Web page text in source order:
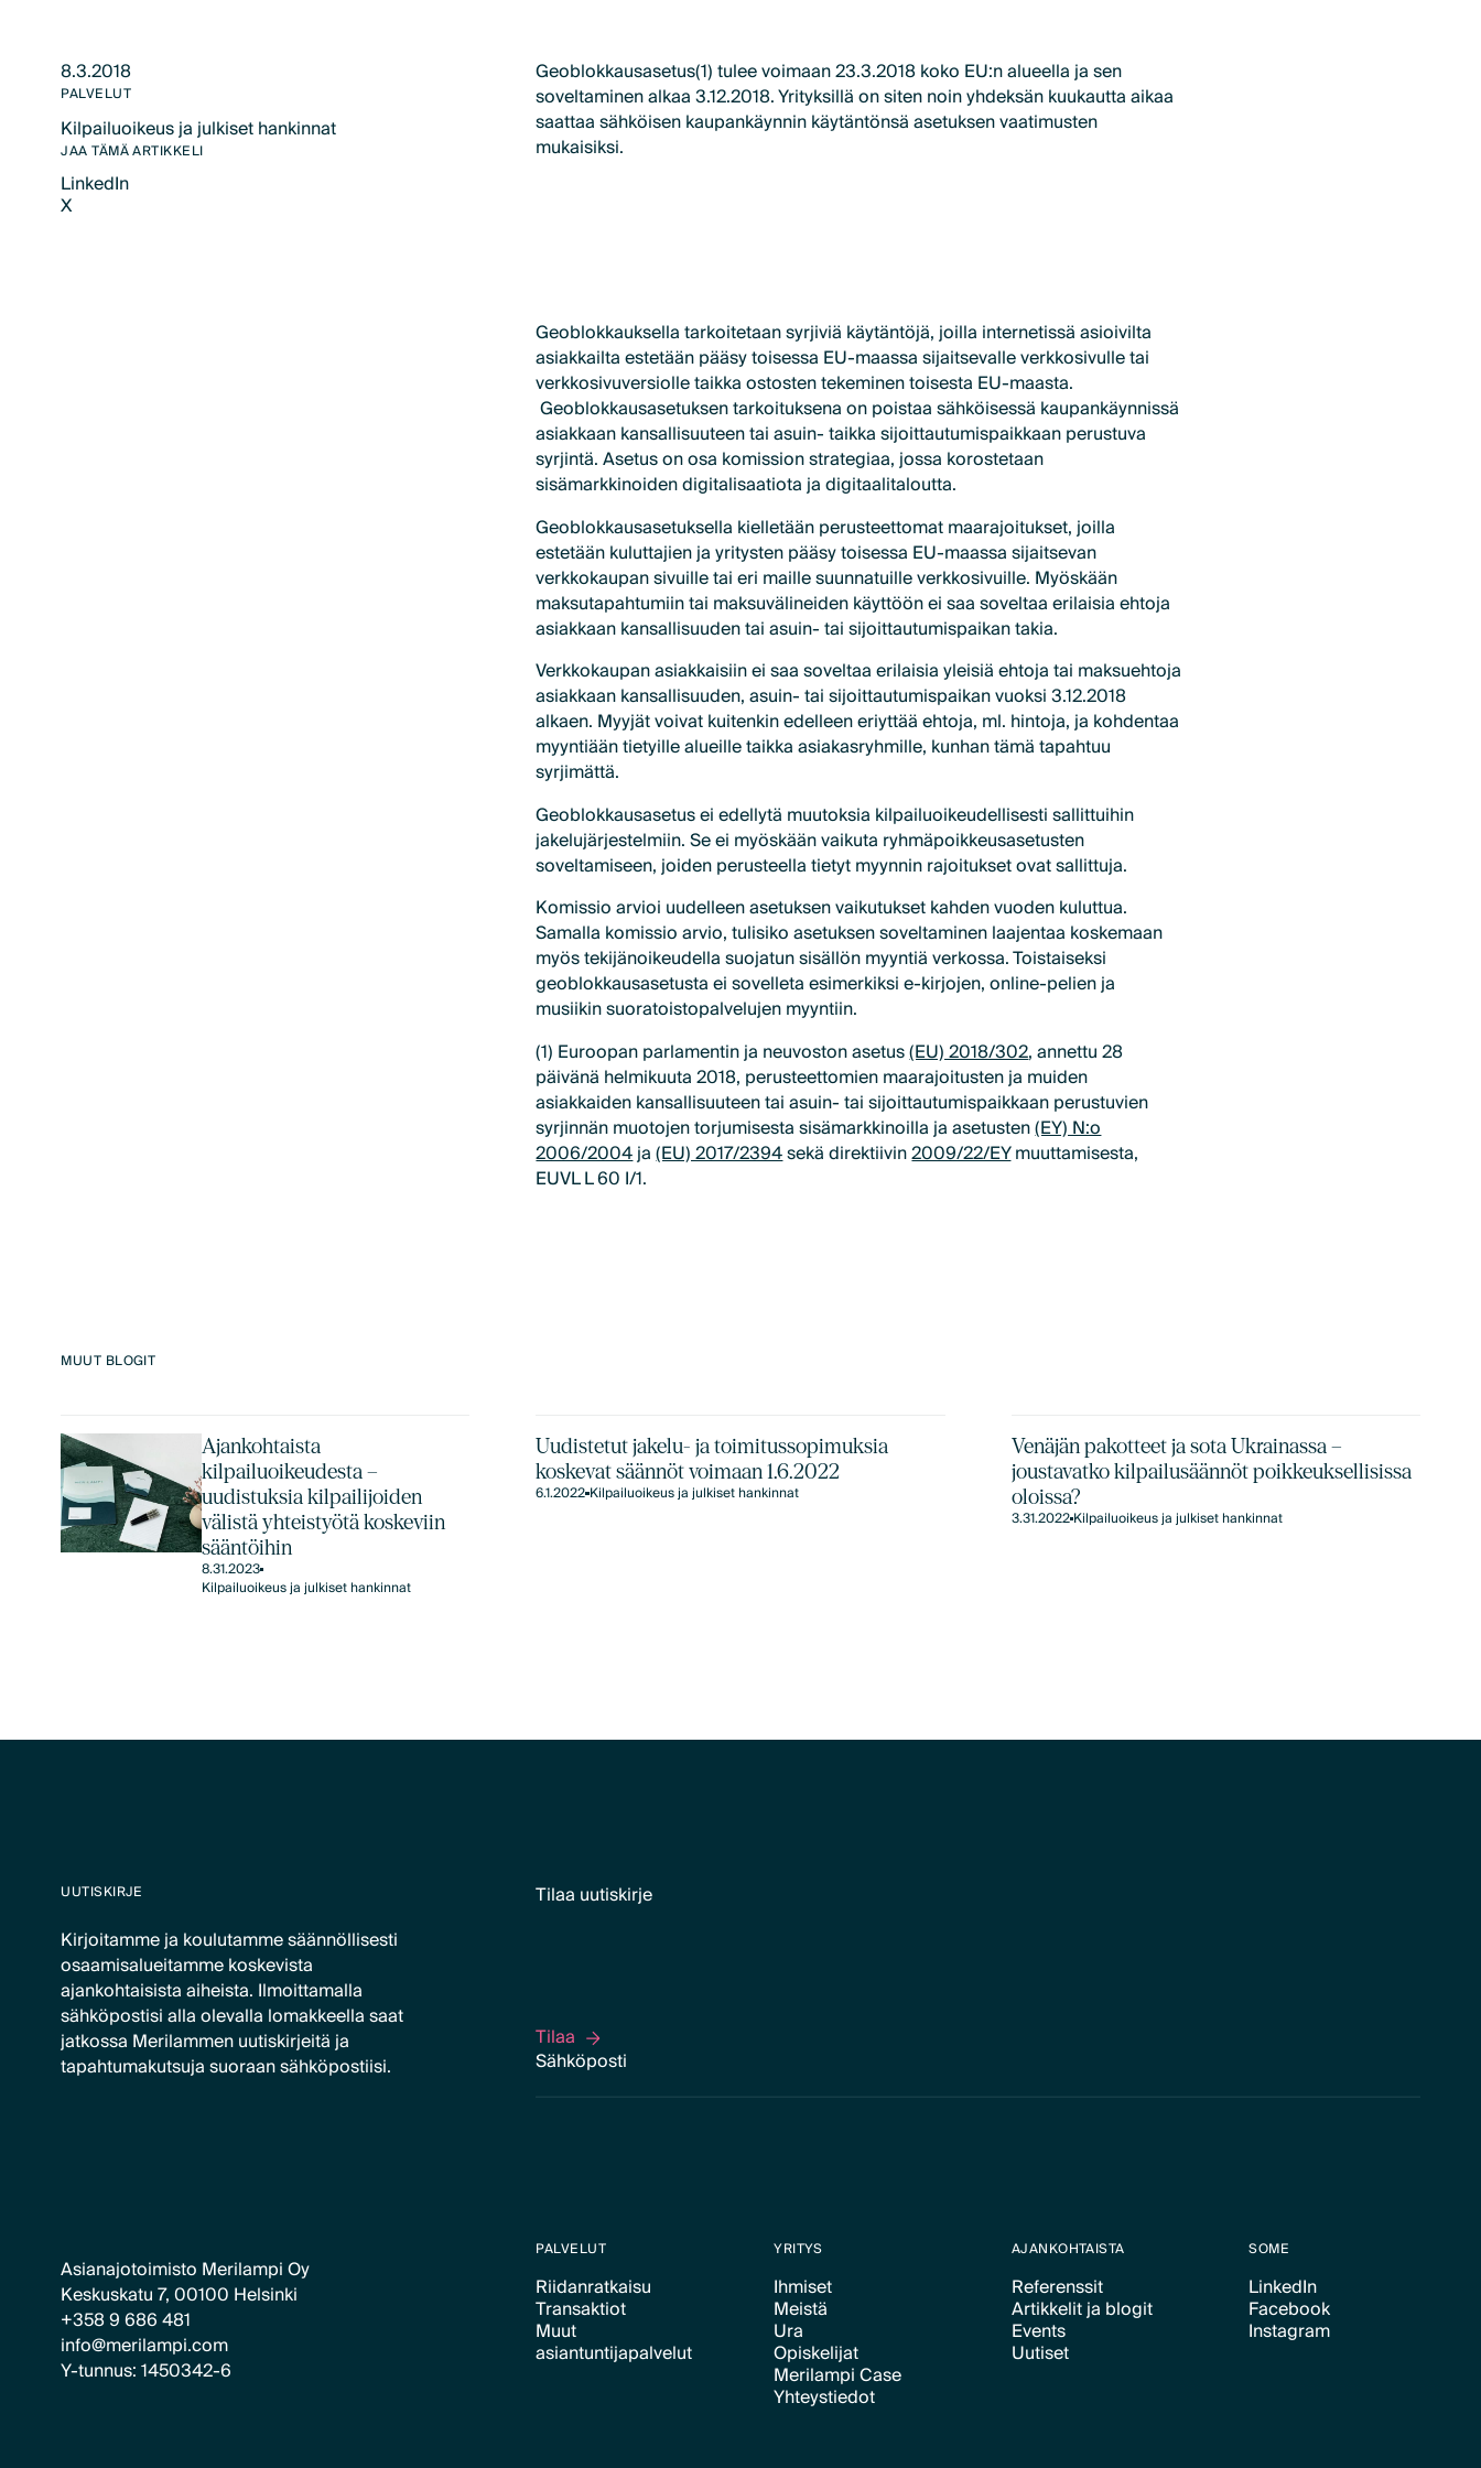
8.3.2018
PALVELUT
Kilpailuoikeus ja julkiset hankinnat
Text Link
JAA TÄMÄ ARTIKKELI
LinkedIn
LinkedIn
X
Geoblokkausasetus(1) tulee voimaan 23.3.2018 koko EU:n alueella ja sen
soveltaminen alkaa 3.12.2018. Yrityksillä on siten noin yhdeksän kuukautta aikaa
saattaa sähköisen kaupankäynnin käytäntönsä asetuksen vaatimusten
mukaisiksi.
Geoblokkauksella tarkoitetaan syrjiviä käytäntöjä, joilla internetissä asioivilta
asiakkailta estetään pääsy toisessa EU-maassa sijaitsevalle verkkosivulle tai
verkkosivuversiolle taikka ostosten tekeminen toisesta EU-maasta.
Geoblokkausasetuksen tarkoituksena on poistaa sähköisessä kaupankäynnissä
asiakkaan kansallisuuteen tai asuin- taikka sijoittautumispaikkaan perustuva
syrjintä. Asetus on osa komission strategiaa, jossa korostetaan
sisämarkkinoiden digitalisaatiota ja digitaalitaloutta.
Geoblokkausasetuksella kielletään perusteettomat maarajoitukset, joilla
estetään kuluttajien ja yritysten pääsy toisessa EU-maassa sijaitsevan
verkkokaupan sivuille tai eri maille suunnatuille verkkosivuille. Myöskään
maksutapahtumiin tai maksuvälineiden käyttöön ei saa soveltaa erilaisia ehtoja
asiakkaan kansallisuuden tai asuin- tai sijoittautumispaikan takia.
Verkkokaupan asiakkaisiin ei saa soveltaa erilaisia yleisiä ehtoja tai maksuehtoja
asiakkaan kansallisuuden, asuin- tai sijoittautumispaikan vuoksi 3.12.2018
alkaen. Myyjät voivat kuitenkin edelleen eriyttää ehtoja, ml. hintoja, ja kohdentaa
myyntiään tietyille alueille taikka asiakasryhmille, kunhan tämä tapahtuu
syrjimättä.
Geoblokkausasetus ei edellytä muutoksia kilpailuoikeudellisesti sallittuihin
jakelujärjestelmiin. Se ei myöskään vaikuta ryhmäpoikkeusasetusten
soveltamiseen, joiden perusteella tietyt myynnin rajoitukset ovat sallittuja.
Komissio arvioi uudelleen asetuksen vaikutukset kahden vuoden kuluttua.
Samalla komissio arvio, tulisiko asetuksen soveltaminen laajentaa koskemaan
myös tekijänoikeudella suojatun sisällön myyntiä verkossa. Toistaiseksi
geoblokkausasetusta ei sovelleta esimerkiksi e-kirjojen, online-pelien ja
musiikin suoratoistopalvelujen myyntiin.
(1) Euroopan parlamentin ja neuvoston asetus(EU) 2018/302, annettu 28
päivänä helmikuuta 2018, perusteettomien maarajoitusten ja muiden
asiakkaiden kansallisuuteen tai asuin- tai sijoittautumispaikkaan perustuvien
syrjinnän muotojen torjumisesta sisämarkkinoilla ja asetusten(EY) N:o
2006/2004ja(EU) 2017/2394sekä direktiivin2009/22/EYmuuttamisesta,
EUVL L 60 I/1.
MUUT BLOGIT
Ajankohtaista
kilpailuoikeudesta –
uudistuksia kilpailijoiden
välistä yhteistyötä koskeviin
sääntöihin
8.31.2023
Kilpailuoikeus ja julkiset hankinnat
Uudistetut jakelu- ja toimitussopimuksia
koskevat säännöt voimaan 1.6.2022
6.1.2022Kilpailuoikeus ja julkiset hankinnat
Venäjän pakotteet ja sota Ukrainassa –
joustavatko kilpailusäännöt poikkeuksellisissa
oloissa?
3.31.2022Kilpailuoikeus ja julkiset hankinnat
UUTISKIRJE
Kirjoitamme ja koulutamme säännöllisesti
osaamisalueitamme koskevista
ajankohtaisista aiheista. Ilmoittamalla
sähköpostisi alla olevalla lomakkeella saat
jatkossa Merilammen uutiskirjeitä ja
tapahtumakutsuja suoraan sähköpostiisi.
Tilaa uutiskirje
Tilaa
Tilaa
Asianajotoimisto Merilampi Oy
Keskuskatu 7, 00100 Helsinki
+358 9 686 481
info@merilampi.com
Y-tunnus: 1450342-6
PALVELUT
Riidanratkaisu
Text Link
Transaktiot
Text Link
Muut
asiantuntijapalvelut
YRITYS
Ihmiset
Text Link
Meistä
Text Link
Ura
Text Link
Opiskelijat
Text Link
Merilampi Case
Text Link
Yhteystiedot
AJANKOHTAISTA
Referenssit
Text Link
Artikkelit ja blogit
Text Link
Events
Text Link
Uutiset
SOME
LinkedIn
Text Link
Facebook
Text Link
Instagram